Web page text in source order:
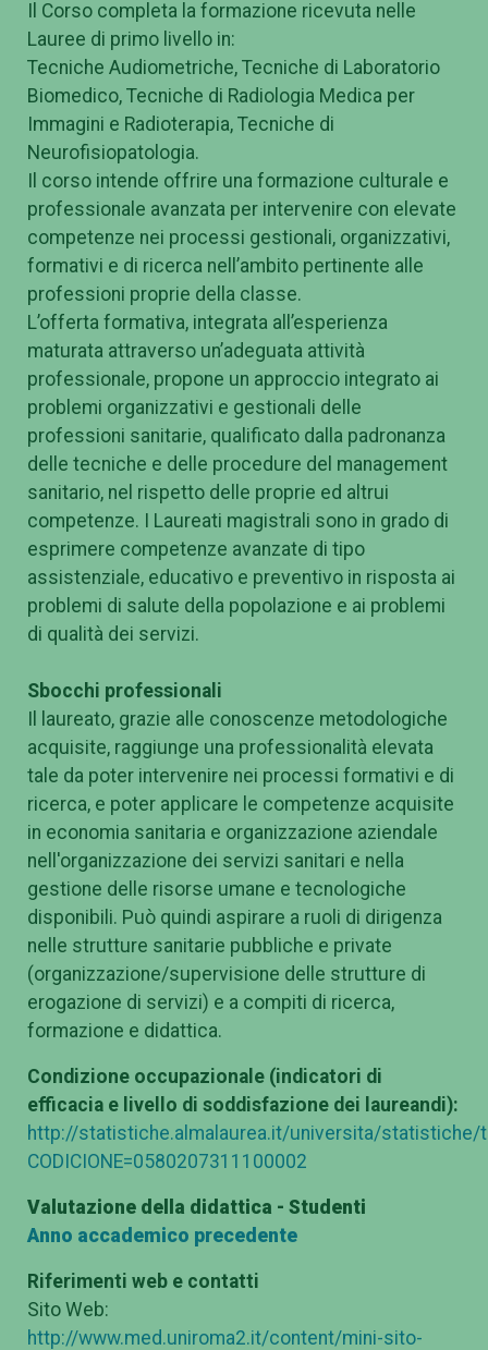
Il Corso completa la formazione ricevuta nelle
Lauree di primo livello in:
Tecniche Audiometriche, Tecniche di Laboratorio
Biomedico, Tecniche di Radiologia Medica per
Immagini e Radioterapia, Tecniche di
Neurofisiopatologia.
Il corso intende offrire una formazione culturale e
professionale avanzata per intervenire con elevate
competenze nei processi gestionali, organizzativi,
formativi e di ricerca nell’ambito pertinente alle
professioni proprie della classe.
L’offerta formativa, integrata all’esperienza
maturata attraverso un’adeguata attività
professionale, propone un approccio integrato ai
problemi organizzativi e gestionali delle
professioni sanitarie, qualificato dalla padronanza
delle tecniche e delle procedure del management
sanitario, nel rispetto delle proprie ed altrui
competenze. I Laureati magistrali sono in grado di
esprimere competenze avanzate di tipo
assistenziale, educativo e preventivo in risposta ai
problemi di salute della popolazione e ai problemi
di qualità dei servizi.
Sbocchi professionali
Il laureato, grazie alle conoscenze metodologiche
acquisite, raggiunge una professionalità elevata
tale da poter intervenire nei processi formativi e di
ricerca, e poter applicare le competenze acquisite
in economia sanitaria e organizzazione aziendale
nell'organizzazione dei servizi sanitari e nella
gestione delle risorse umane e tecnologiche
disponibili. Può quindi aspirare a ruoli di dirigenza
nelle strutture sanitarie pubbliche e private
(organizzazione/supervisione delle strutture di
erogazione di servizi) e a compiti di ricerca,
formazione e didattica.
Condizione occupazionale (indicatori di
efficacia e livello di soddisfazione dei laureandi):
http://statistiche.almalaurea.it/universita/statistiche/
CODICIONE=0580207311100002
Valutazione della didattica - Studenti
Anno accademico precedente
Riferimenti web e contatti
Sito Web:
http://www.med.uniroma2.it/content/mini-sito-